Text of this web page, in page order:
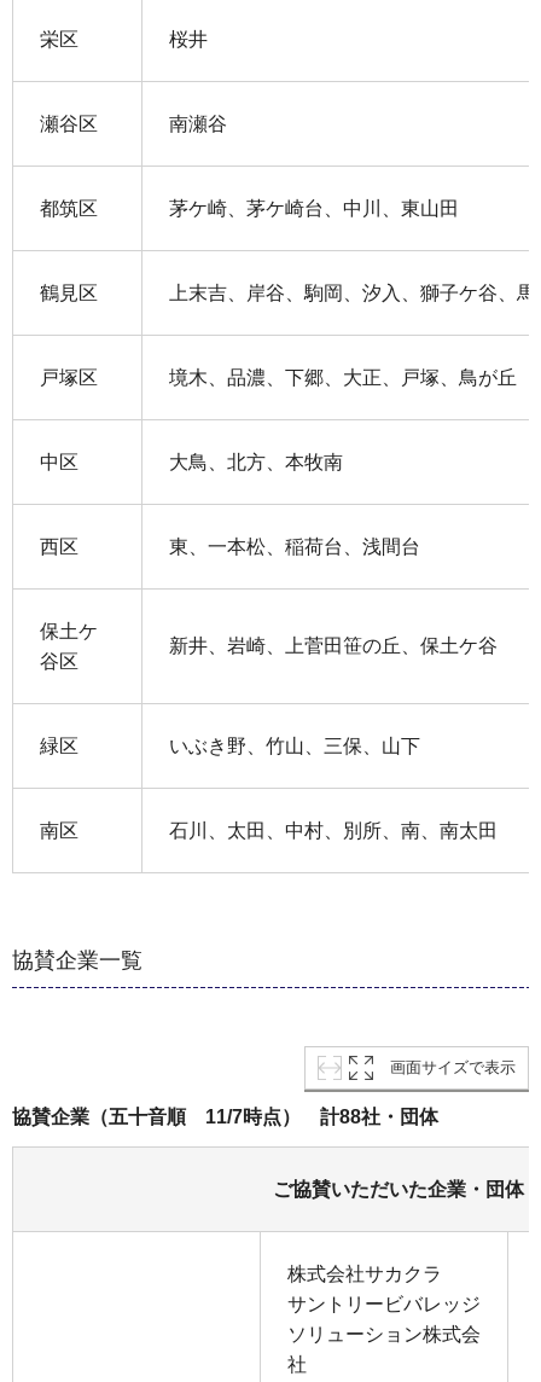
栄区 桜井
瀬谷区 南瀬谷
都筑区 茅ケ崎、茅ケ崎台、中川、東山田
鶴見区 上末吉、岸谷、駒岡、汐入、獅子ケ谷、
戸塚区 境木、品濃、下郷、大正、戸塚、鳥が丘
中区 大鳥、北方、本牧南
西区 東、一本松、稲荷台、浅間台
保土ケ
谷区
新井、岩崎、上菅田笹の丘、保土ケ谷
緑区 いぶき野、竹山、三保、山下
南区 石川、太田、中村、別所、南、南太田
協賛企業一覧
画面サイズで表示
協賛企業（五十音順 11/7時点） 計88社・団体
ご協賛いただいた企業・団体
株式会社サカクラ
サントリービバレッジ
ソリューション株式会
社